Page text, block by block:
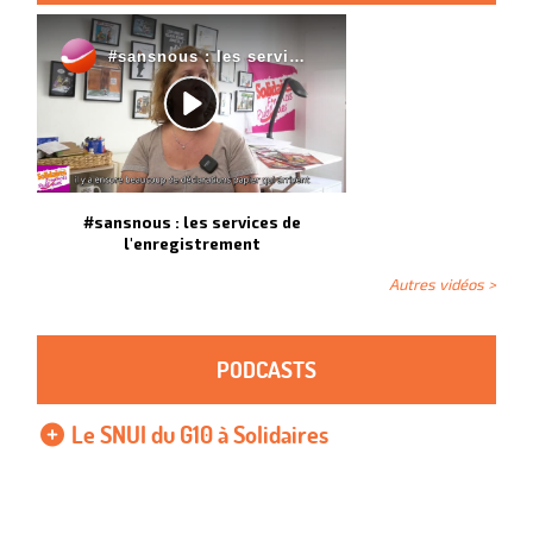
#sansnous : les services de
l'enregistrement
Autres vidéos >
PODCASTS
Le SNUI du G10 à Solidaires